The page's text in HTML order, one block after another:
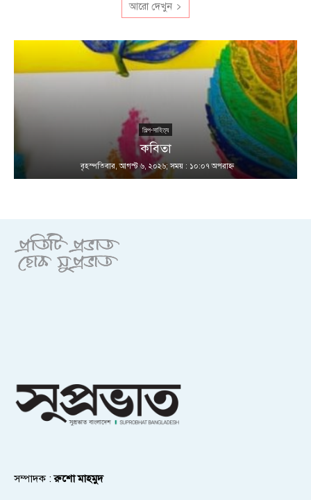
আরো দেখুন
শিল্প-সাহিত্য
কবিতা
বৃহস্পতিবার, আগস্ট ৬, ২০২৬; সময় : ১০:০৭ অপরাহ্ণ
সম্পাদক :রুশো মাহমুদ